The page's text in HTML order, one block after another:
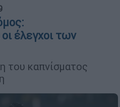
έλεγχοι των
του καπνίσματος